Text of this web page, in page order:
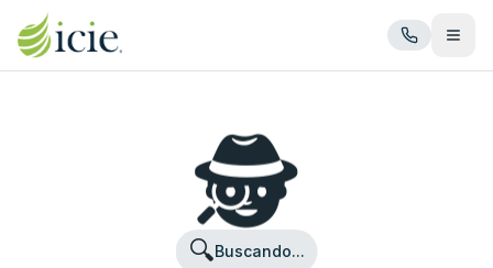
Abrir
🕵️
🔍Buscando...